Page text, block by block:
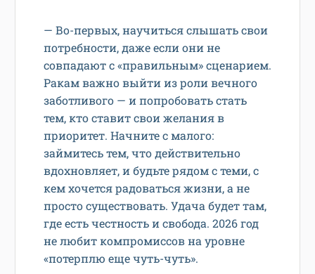
— Во-первых, научиться слышать свои
потребности, даже если они не
совпадают с «правильным» сценарием.
Ракам важно выйти из роли вечного
заботливого — и попробовать стать
тем, кто ставит свои желания в
приоритет. Начните с малого:
займитесь тем, что действительно
вдохновляет, и будьте рядом с теми, с
кем хочется радоваться жизни, а не
просто существовать. Удача будет там,
где есть честность и свобода. 2026 год
не любит компромиссов на уровне
«потерплю еще чуть-чуть».